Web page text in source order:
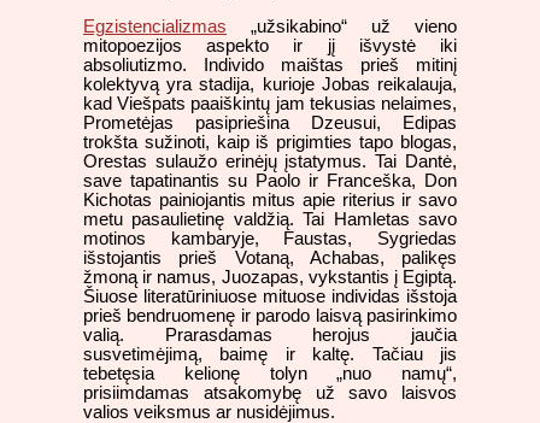
Egzistencializmas „užsikabino“ už vieno
mitopoezijos aspekto ir jį išvystė iki
absoliutizmo. Individo maištas prieš mitinį
kolektyvą yra stadija, kurioje Jobas reikalauja,
kad Viešpats paaiškintų jam tekusias nelaimes,
Prometėjas pasipriešina Dzeusui, Edipas
trokšta sužinoti, kaip iš prigimties tapo blogas,
Orestas sulaužo erinėjų įstatymus. Tai Dantė,
save tapatinantis su Paolo ir Franceška, Don
Kichotas painiojantis mitus apie riterius ir savo
metu pasaulietinę valdžią. Tai Hamletas savo
motinos kambaryje, Faustas, Sygriedas
išstojantis prieš Votaną, Achabas, palikęs
žmoną ir namus, Juozapas, vykstantis į Egiptą.
Šiuose literatūriniuose mituose individas išstoja
prieš bendruomenę ir parodo laisvą pasirinkimo
valią. Prarasdamas herojus jaučia
susvetimėjimą, baimę ir kaltę. Tačiau jis
tebetęsia kelionę tolyn „nuo namų“,
prisiimdamas atsakomybę už savo laisvos
valios veiksmus ar nusidėjimus.